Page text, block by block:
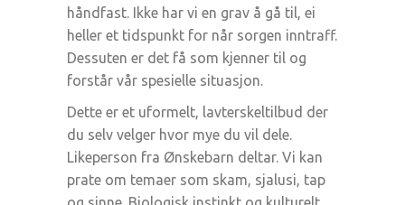
håndfast. Ikke har vi en grav å gå til, ei
heller et tidspunkt for når sorgen inntraff.
Dessuten er det få som kjenner til og
forstår vår spesielle situasjon.
Dette er et uformelt, lavterskeltilbud der
du selv velger hvor mye du vil dele.
Likeperson fra Ønskebarn deltar. Vi kan
prate om temaer som skam, sjalusi, tap